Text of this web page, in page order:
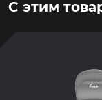
С этим